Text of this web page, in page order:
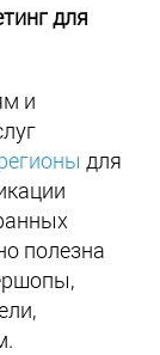
для
и
для
полезна